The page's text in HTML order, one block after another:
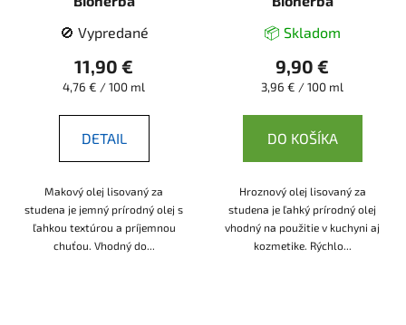
🚫 Vypredané
11,90 €
Jednotková
4,76 € / 100 ml
DETAIL
Makový olej lisovaný za
studena je jemný prírodný olej s
ľahkou textúrou a príjemnou
chuťou. Vhodný do...
📦 Skladom
9,90 €
Jednotková
3,96 € / 100 ml
DO KOŠÍKA
Hroznový olej lisovaný za
studena je ľahký prírodný olej
vhodný na použitie v kuchyni aj
kozmetike. Rýchlo...